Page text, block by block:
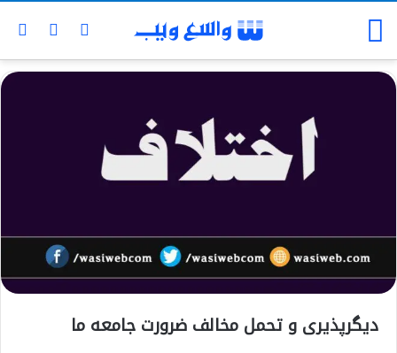
دیگرپذیری و تحمل مخالف ضرورت جامعه ما